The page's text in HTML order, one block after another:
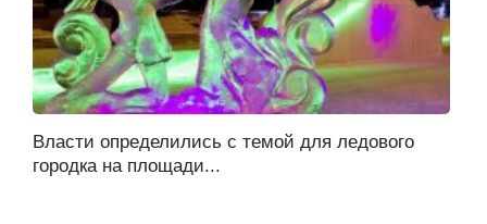
Власти определились с темой для ледового
городка на площади...